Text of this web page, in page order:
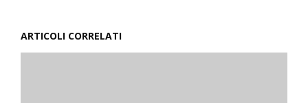
ARTICOLI CORRELATI